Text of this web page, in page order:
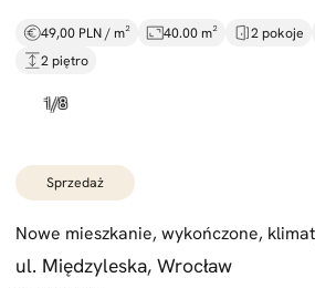
49,00 PLN / m² 40.00 m² 2 pokoje
2 piętro
sprzedaż
Nowe mieszkanie, wykończone,
ul. Międzyleska, Wrocław